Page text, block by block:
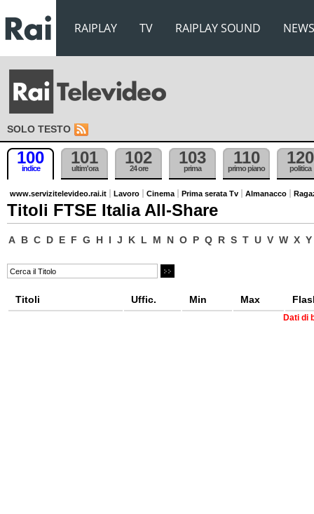
RAIPLAY TV RAIPLAY SOUND NEWS
SOLO TESTO
100
indice
101
ultim'ora
102
24 ore
103
prima
110
primo piano
120
politica
www.servizitelevideo.rai.it Lavoro Cinema Prima serata Tv Almanacco
Titoli FTSE Italia All-Share
A B C D E F G H I J K L M N O P Q R S T U V W X Y
Titoli Uffic. Min Max
Dati di